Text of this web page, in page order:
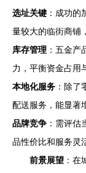
选址关键 ：成功
量较大的临街商铺
库存管理 ：五金
力，平衡资金占用
本地化服务 ：除
配送服务，能显著
品牌竞争 ：需评
品性价比和服务灵
前景展望 ：